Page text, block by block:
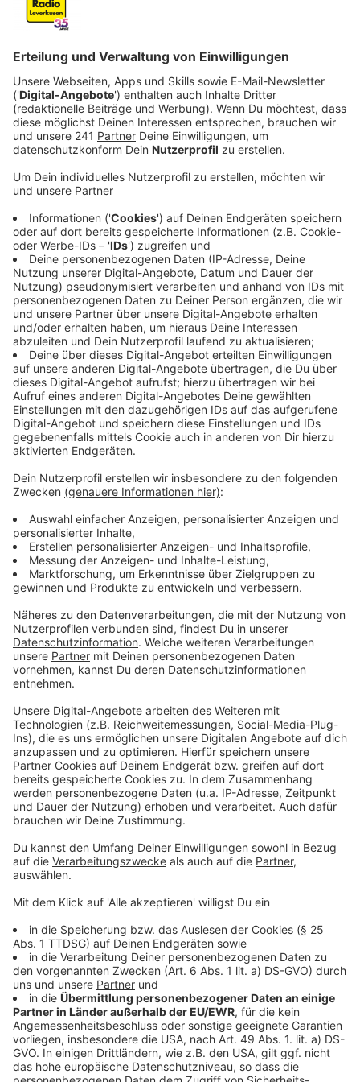
sofortige Geld-Zusagen von der Stadt, mehreren
Großprojekten in Leverkusen ein Stillstand
droht. Am Ende fanden die Politiker einen
Veröffentlicht:Dienstag, 24.02.2026 06:21
Anzeige
ist? Im Stadtrat wurde am Montag (23.02.) lange über
die großen Bauprojekte in Leverkusen diskutiert, die
trotz des Haushaltslochs gestemmt werden müssen.
Die LEVI hatte gestern verkündet: ohne sofortige
Geld-Zusage droht einigen Großprojekten in
Leverkusen ein Stillstand droht. Das sind unter
anderem das Bahnhofsquartier in Wiesdorf, City C,
Berufsschule Bismarckstraße, das Businessquartier in
Wiesdorf und der ehemalige Kaufhof.
Anzeige
Kompromiss: einige Projekte sollen priorisiert
werden
Anzeige
Die Stadt kann da aber aktuell nicht einfach
Investitionen zusagen, weil es nur einen vorläufigen
Haushalt gibt. Um einen Stillstand bei den Projekten
zu verhindern, hat der Stadtrat dann noch spontan
einen Kompromiss gefunden: die Ausgaben für City C,
Berufsschule und Kaufhof werden priorisiert, die
Zusagen fürs Bahnhofs- und Businessquartier folgen
später. Alle Parteien waren sich einig: die
Kommunikation zwischen LEVI und der Stadt muss
besser werden.
Anzeige
Anzeige
Neukirchen
Weiter viel Hilfe aus Leverkusen für die Ukraine
Oberbürgermeister will Finanzlage zur Chefsache
machen
Anzeige